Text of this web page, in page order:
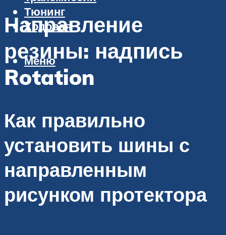
Тюнинг
Ходовая
Меню
Направление
резины: надпись
Rotation
Как правильно
установить шины с
направленным
рисунком протектора